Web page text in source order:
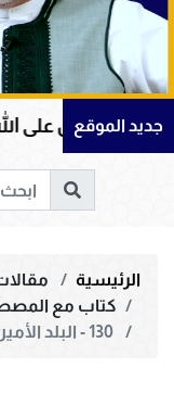
جديد الموقع
على الله في سورة
الرئيسية
كتاب مع